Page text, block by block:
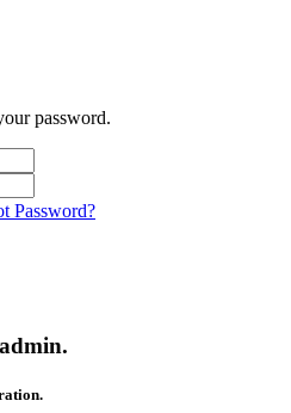
password.
Password?